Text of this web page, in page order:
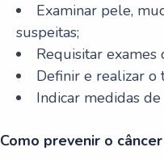
Examinar pele,
suspeitas;
Requisitar
Definir e realizar o
Indicar medidas
Como prevenir o